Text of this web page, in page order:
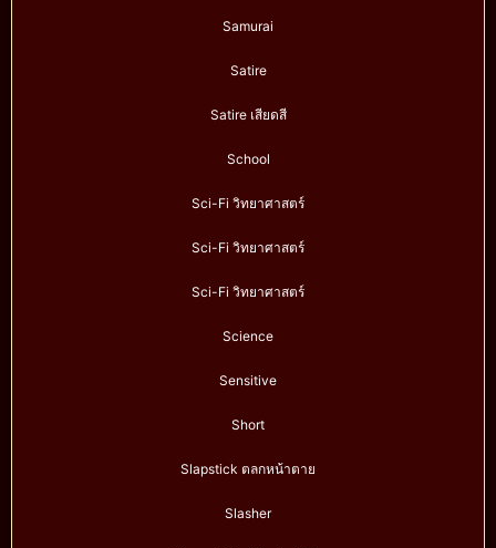
Samurai
Satire
Satire เสียดสี
School
Sci-Fi วิทยาศาสตร์
Sci-Fi วิทยาศาสตร์
Sci-Fi วิทยาศาสตร์
Science
Sensitive
Short
Slapstick ตลกหน้าตาย
Slasher